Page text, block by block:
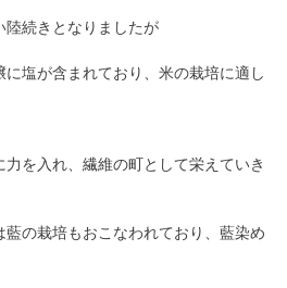
陸続きとなりましたが
塩が含まれており、米の栽培に適し
を入れ、繊維の町として栄えていき
藍の栽培もおこなわれており、藍染め